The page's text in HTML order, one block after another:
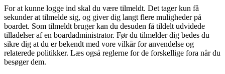
For at kunne logge ind skal du være tilmeldt. Det tager kun få
sekunder at tilmelde sig, og giver dig langt flere muligheder på
boardet. Som tilmeldt bruger kan du desuden få tildelt udvidede
tilladelser af en boardadministrator. Før du tilmelder dig bedes du
sikre dig at du er bekendt med vore vilkår for anvendelse og
relaterede politikker. Læs også reglerne for de forskellige fora når du
besøger dem.